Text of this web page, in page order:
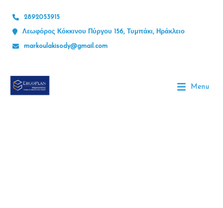
2892053915
Λεωφόρος Κόκκινου Πύργου 156, Τυμπάκι, Ηράκλειο
markoulakisody@gmail.com
Menu